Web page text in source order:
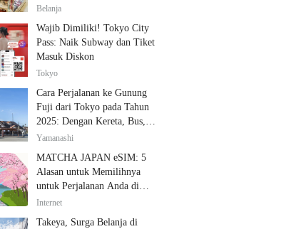
Diskon dari 12 Toko Farmasi
Belanja
Wajib Dimiliki! Tokyo City
Pass: Naik Subway dan Tiket
Masuk Diskon
Tokyo
Cara Perjalanan ke Gunung
Fuji dari Tokyo pada Tahun
2025: Dengan Kereta, Bus,
dan Mobil
Yamanashi
MATCHA JAPAN eSIM: 5
Alasan untuk Memilihnya
untuk Perjalanan Anda di
Jepang
Internet
Takeya, Surga Belanja di